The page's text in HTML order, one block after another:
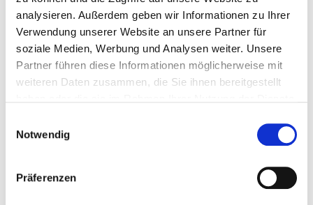
analysieren. Außerdem geben wir Informationen zu Ihrer
Verwendung unserer Website an unsere Partner für
soziale Medien, Werbung und Analysen weiter. Unsere
Partner führen diese Informationen möglicherweise mit
weiteren Daten zusammen, die Sie ihnen bereitgestellt
Notwendig
Präferenzen
PIEGA SA
8810Horgen